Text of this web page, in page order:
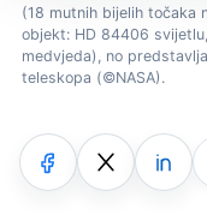
(18 mutnih bijelih točaka
objekt: HD 84406
medvjeda), no
teleskopa (©NASA).